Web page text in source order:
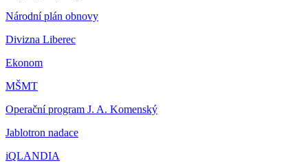
Národní plán obnovy
Divizna Liberec
Ekonom
MŠMT
Operační program J. A. Komenský
Jablotron nadace
iQLANDIA